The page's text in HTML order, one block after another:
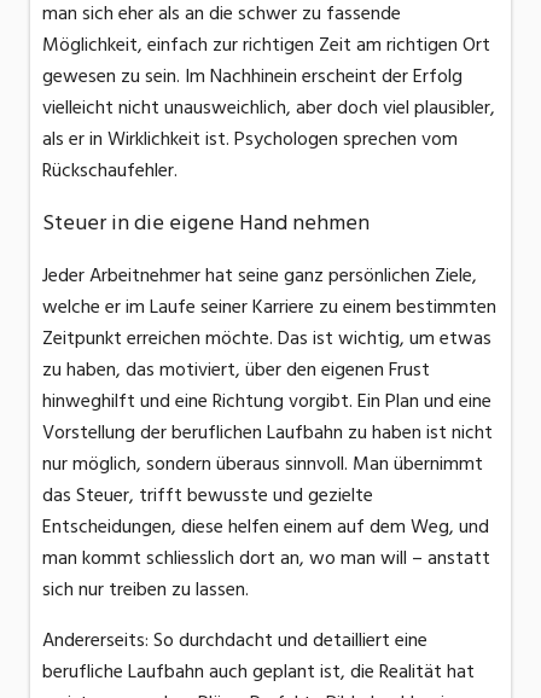
man sich eher als an die schwer zu fassende
Möglichkeit, einfach zur richtigen Zeit am richtigen Ort
gewesen zu sein. Im Nachhinein erscheint der Erfolg
vielleicht nicht unausweichlich, aber doch viel plausibler,
als er in Wirklichkeit ist. Psychologen sprechen vom
Rückschaufehler.
Steuer in die eigene Hand nehmen
Jeder Arbeitnehmer hat seine ganz persönlichen Ziele,
welche er im Laufe seiner Karriere zu einem bestimmten
Zeitpunkt erreichen möchte. Das ist wichtig, um etwas
zu haben, das motiviert, über den eigenen Frust
hinweghilft und eine Richtung vorgibt. Ein Plan und eine
Vorstellung der beruflichen Laufbahn zu haben ist nicht
nur möglich, sondern überaus sinnvoll. Man übernimmt
das Steuer, trifft bewusste und gezielte
Entscheidungen, diese helfen einem auf dem Weg, und
man kommt schliesslich dort an, wo man will – anstatt
sich nur treiben zu lassen.
Andererseits: So durchdacht und detailliert eine
berufliche Laufbahn auch geplant ist, die Realität hat